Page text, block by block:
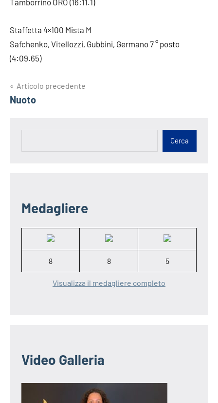
Staffetta 4×100 Mista M
Safchenko, Vitellozzi, Gubbini, Germano 7 ° posto
(4:09.65)
Navigazione
articoli
Articolo precedente
Nuoto
Cerca
Medagliere
8 8 5
Visualizza il medagliere completo
Video Galleria